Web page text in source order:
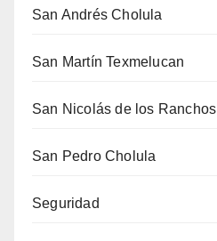
San Andrés Cholula
San Martín Texmelucan
San Nicolás de los Ranchos
San Pedro Cholula
Seguridad